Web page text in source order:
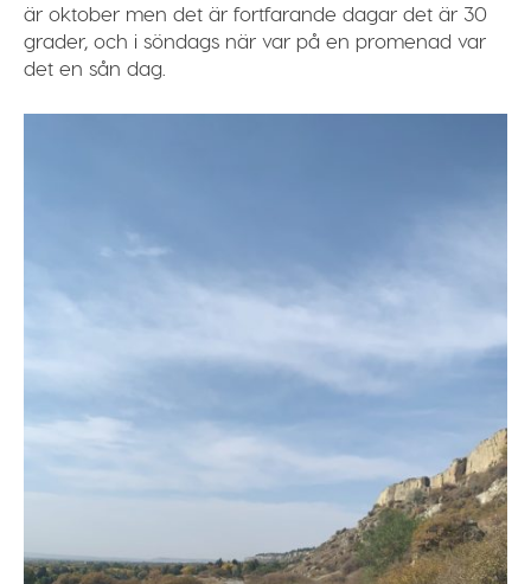
är oktober men det är fortfarande dagar det är 30
grader, och i söndags när var på en promenad var
det en sån dag.